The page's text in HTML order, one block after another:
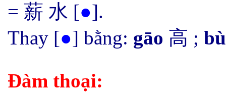
= 薪 水 [●].
Thay [●] bằng: gāo 高 ;
Đàm thoại: